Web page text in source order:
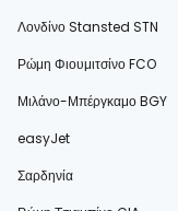
Λονδίνο Stansted STN
Ρώμη Φιουμιτσίνο FCO
Μιλάνο-Μπέργκαμο BGY
easyJet
Σαρδηνία